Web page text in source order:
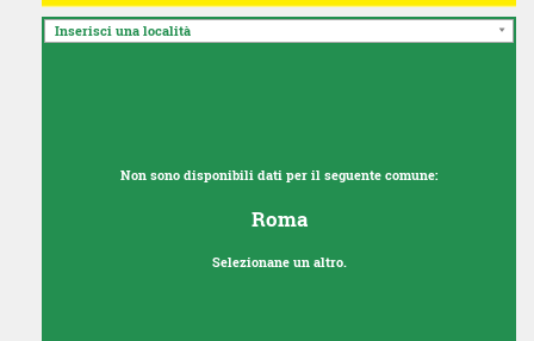
Inserisci una località
Non sono disponibili dati per il seguente comune:
Roma
Selezionane un altro.